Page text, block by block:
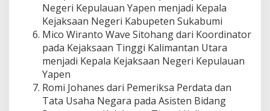
Negeri Kepulauan Yapen menjadi Kepala
Kejaksaan Negeri Kabupeten Sukabumi
Mico Wiranto Wave Sitohang dari Koordinator
pada Kejaksaan Tinggi Kalimantan Utara
menjadi Kepala Kejaksaan Negeri Kepulauan
Yapen
Romi Johanes dari Pemeriksa Perdata dan
Tata Usaha Negara pada Asisten Bidang